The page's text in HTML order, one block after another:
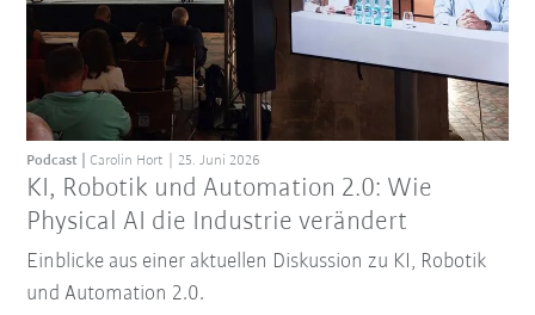
KI, Robotik und Automation 2.0: Wie
Physical AI die Industrie verändert
Podcast Carolin Hort 25. Juni 2026
Einblicke aus einer aktuellen Diskussion zu KI, Robotik
und Automation 2.0.